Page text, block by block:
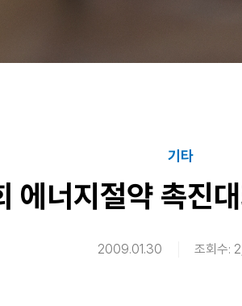
기타
에너지절약 촉진
2009.01.30 조회수: